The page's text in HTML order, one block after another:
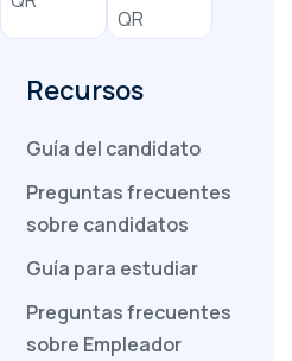
Recursos
Guía del candidato
Preguntas frecuentes
sobre candidatos
Guía para estudiar
Preguntas frecuentes
sobre Empleador